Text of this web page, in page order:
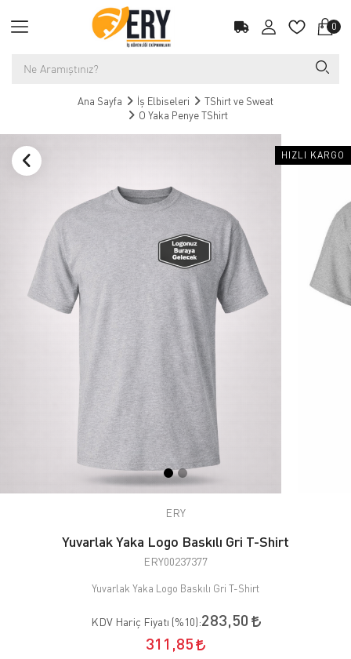
0
Ana Sayfa İş Elbiseleri
TShirt ve Sweat
O Yaka Penye TShirt
HIZLI KARGO
ERY
Yuvarlak Yaka Logo Baskılı Gri T-Shirt
ERY00237377
Yuvarlak Yaka Logo Baskılı Gri T-Shirt
KDV Hariç Fiyatı (%10):283,50
311,85